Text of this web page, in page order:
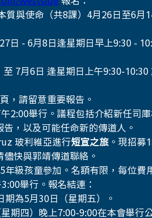
質與使命（共8課）4月26日至6月
日 - 6月8日逢星期日早上9:30 -
至 7月6日 逢星期日上午9:30-10:30
，請留意重要報告。
2:00舉行。議程包括介紹新任司庫
，以及可能任命新的傳道人。
玻利維亞進行短宣之旅 。現招募
快與郭靖傳道聯絡。
年級孩童參加。名額有限，每位費
舉行。報名結連：
期為5月30日（星期五）。
期四）晚上7:00-9:00在本會舉行